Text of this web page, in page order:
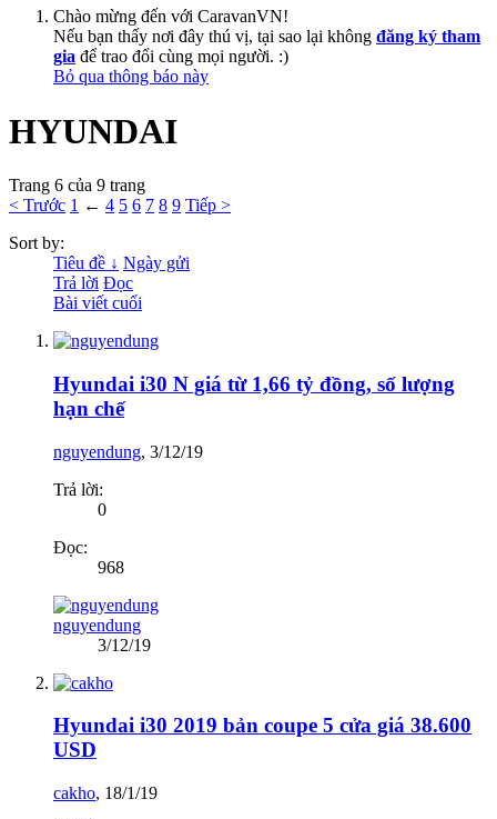
Chào mừng đến với CaravanVN!
Nếu bạn thấy nơi đây thú vị, tại sao lại không đăng ký tham
gia để trao đổi cùng mọi người. :)
Bỏ qua thông báo này
HYUNDAI
Trang 6 của 9 trang
< Trước 1 ← 4 5 6 7 8 9 Tiếp >
Sort by:
Tiêu đề ↓ Ngày gửi
Trả lời Đọc
Bài viết cuối
Hyundai i30 N giá từ 1,66 tỷ đồng, số lượng
hạn chế
nguyendung, 3/12/19
Trả lời:
0
Đọc:
968
nguyendung
3/12/19
Hyundai i30 2019 bản coupe 5 cửa giá 38.600
USD
cakho, 18/1/19